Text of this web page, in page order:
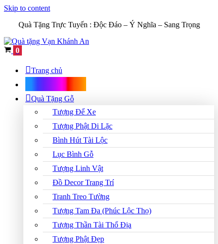
Skip to content
Quà Tặng Trực Tuyến : Độc Đáo – Ý Nghĩa – Sang Trọng
Cart
0
Trang chủ
Quà Tặng Gỗ
Tượng Để Xe
Tượng Phật Di Lặc
Bình Hút Tài Lộc
Lục Bình Gỗ
Tượng Linh Vật
Đồ Decor Trang Trí
Tranh Treo Tường
Tượng Tam Đa (Phúc Lộc Thọ)
Tượng Thần Tài Thổ Địa
Tượng Phật Đẹp